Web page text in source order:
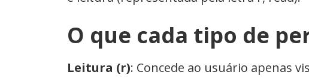
O que cada tipo de
Leitura (r): Concede ao usuário apenas